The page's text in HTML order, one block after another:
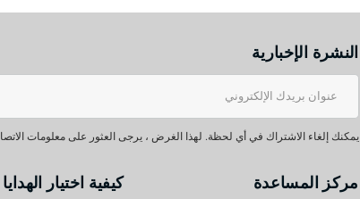
النشرة الإخبارية
يمكنك إلغاء الاشتراك في أي لحظة. لهذا الغرض ، يرجى العثور على معلومات
مركز المساعدة كيفية اختيار